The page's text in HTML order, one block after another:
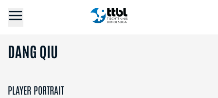
DANG QIU
PLAYER PORTRAIT